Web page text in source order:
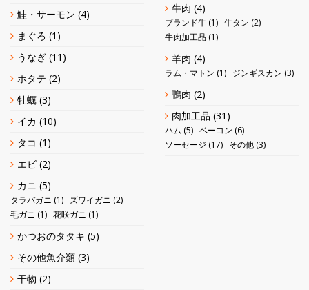
鮭・サーモン (4)
まぐろ (1)
うなぎ (11)
ホタテ (2)
牡蠣 (3)
イカ (10)
タコ (1)
エビ (2)
カニ (5)
タラバガニ (1) ズワイガニ (2)
毛ガニ (1) 花咲ガニ (1)
かつおのタタキ (5)
その他魚介類 (3)
干物 (2)
牛肉 (4)
ブランド牛 (1) 牛タン (2)
牛肉加工品 (1)
羊肉 (4)
ラム・マトン (1) ジンギスカン (3)
鴨肉 (2)
肉加工品 (31)
ハム (5) ベーコン (6)
ソーセージ (17) その他 (3)